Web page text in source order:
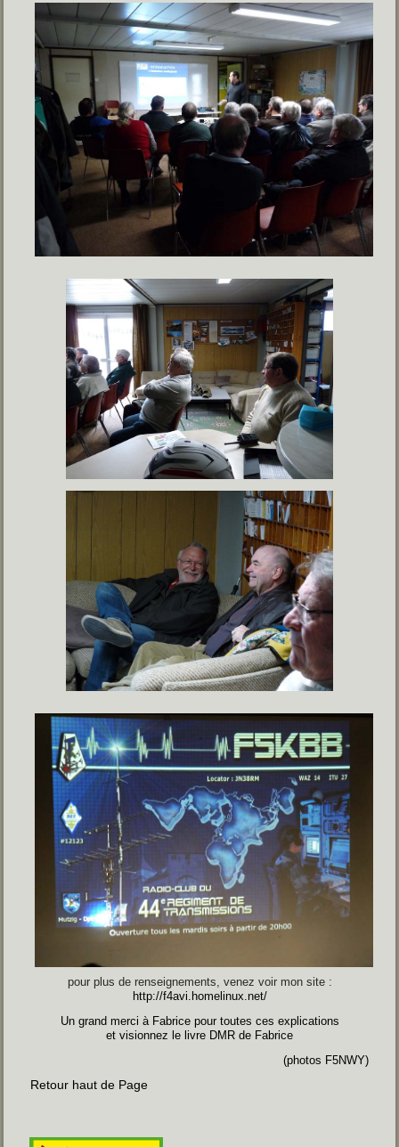
pour plus de renseignements, venez voir mon site :
http://f4avi.homelinux.net/
Un grand merci à Fabrice pour toutes ces explications
et visionnez le livre DMR de Fabrice
(photos F5NWY)
Retour haut de Page